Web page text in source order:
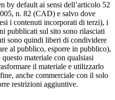
by default ai sensi dell’articolo 52
n. 82 (CAD) e salvo dove
i contenuti incorporati di terzi), i
pubblicati sul sito sono rilasciati
sono quindi liberi di condividere
al pubblico, esporre in pubblico),
materiale con qualsiasi
il materiale e utilizzarlo
anche commerciale con il solo
restrizioni aggiuntive.